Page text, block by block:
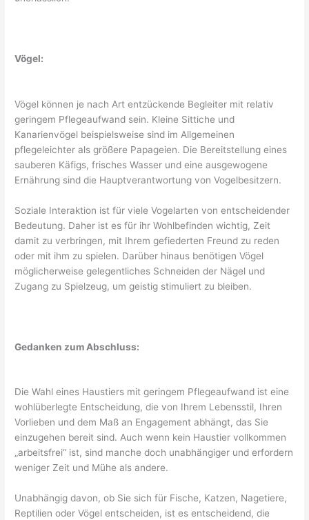
Vögel:
Vögel können je nach Art entzückende Begleiter mit relativ
geringem Pflegeaufwand sein. Kleine Sittiche und
Kanarienvögel beispielsweise sind im Allgemeinen
pflegeleichter als größere Papageien. Die Bereitstellung eines
sauberen Käfigs, frisches Wasser und eine ausgewogene
Ernährung sind die Hauptverantwortung von Vogelbesitzern.
Soziale Interaktion ist für viele Vogelarten von entscheidender
Bedeutung. Daher ist es für ihr Wohlbefinden wichtig, Zeit
damit zu verbringen, mit Ihrem gefiederten Freund zu reden
oder mit ihm zu spielen. Darüber hinaus benötigen Vögel
möglicherweise gelegentliches Schneiden der Nägel und
Zugang zu Spielzeug, um geistig stimuliert zu bleiben.
Gedanken zum Abschluss:
Die Wahl eines Haustiers mit geringem Pflegeaufwand ist eine
wohlüberlegte Entscheidung, die von Ihrem Lebensstil, Ihren
Vorlieben und dem Maß an Engagement abhängt, das Sie
einzugehen bereit sind. Auch wenn kein Haustier vollkommen
„arbeitsfrei“ ist, sind manche doch unabhängiger und erfordern
weniger Zeit und Mühe als andere.
Unabhängig davon, ob Sie sich für Fische, Katzen, Nagetiere,
Reptilien oder Vögel entscheiden, ist es entscheidend, die